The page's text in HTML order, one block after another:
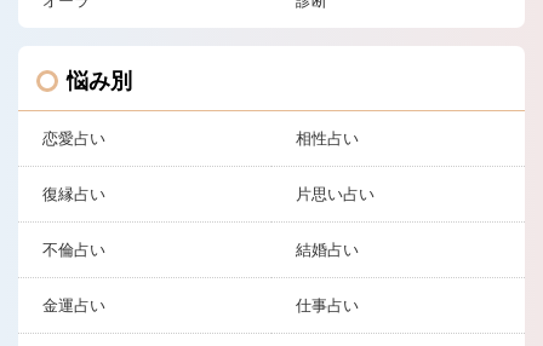
悩み別
恋愛占い 相性占い
復縁占い 片思い占い
不倫占い 結婚占い
金運占い 仕事占い